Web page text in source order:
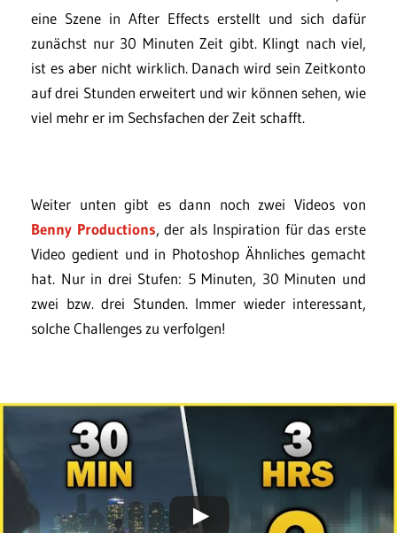
eine Szene in After Effects erstellt und sich dafür
zunächst nur 30 Minuten Zeit gibt. Klingt nach viel,
ist es aber nicht wirklich. Danach wird sein Zeitkonto
auf drei Stunden erweitert und wir können sehen, wie
viel mehr er im Sechsfachen der Zeit schafft.
Weiter unten gibt es dann noch zwei Videos von
Benny Productions, der als Inspiration für das erste
Video gedient und in Photoshop Ähnliches gemacht
hat. Nur in drei Stufen: 5 Minuten, 30 Minuten und
zwei bzw. drei Stunden. Immer wieder interessant,
solche Challenges zu verfolgen!